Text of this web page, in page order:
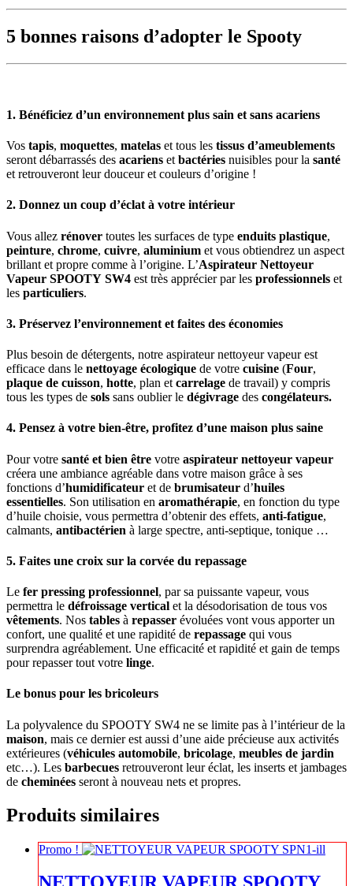
5 bonnes raisons d’adopter le Spooty
1. Bénéficiez d’un environnement plus sain et sans acariens
Vos tapis, moquettes, matelas et tous les tissus d’ameublements
seront débarrassés des acariens et bactéries nuisibles pour la santé
et retrouveront leur douceur et couleurs d’origine !
2. Donnez un coup d’éclat à votre intérieur
Vous allez rénover toutes les surfaces de type enduits plastique,
peinture, chrome, cuivre, aluminium et vous obtiendrez un aspect
brillant et propre comme à l’origine. L’Aspirateur Nettoyeur
Vapeur SPOOTY SW4 est très apprécier par les professionnels et
les particuliers.
3. Préservez l’environnement et faites des économies
Plus besoin de détergents, notre aspirateur nettoyeur vapeur est
efficace dans le nettoyage écologique de votre cuisine (Four,
plaque de cuisson, hotte, plan et carrelage de travail) y compris
tous les types de sols sans oublier le dégivrage des congélateurs.
4. Pensez à votre bien-être, profitez d’une maison plus saine
Pour votre santé et bien être votre aspirateur nettoyeur vapeur
créera une ambiance agréable dans votre maison grâce à ses
fonctions d’humidificateur et de brumisateur d’huiles
essentielles. Son utilisation en aromathérapie, en fonction du type
d’huile choisie, vous permettra d’obtenir des effets, anti-fatigue,
calmants, antibactérien à large spectre, anti-septique, tonique …
5. Faites une croix sur la corvée du repassage
Le fer pressing professionnel, par sa puissante vapeur, vous
permettra le défroissage vertical et la désodorisation de tous vos
vêtements. Nos tables à repasser évoluées vont vous apporter un
confort, une qualité et une rapidité de repassage qui vous
surprendra agréablement. Une efficacité et rapidité et gain de temps
pour repasser tout votre linge.
Le bonus pour les bricoleurs
La polyvalence du SPOOTY SW4 ne se limite pas à l’intérieur de la
maison, mais ce dernier est aussi d’une aide précieuse aux activités
extérieures (véhicules automobile, bricolage, meubles de jardin
etc…). Les barbecues retrouveront leur éclat, les inserts et jambages
de cheminées seront à nouveau nets et propres.
Produits similaires
Promo !